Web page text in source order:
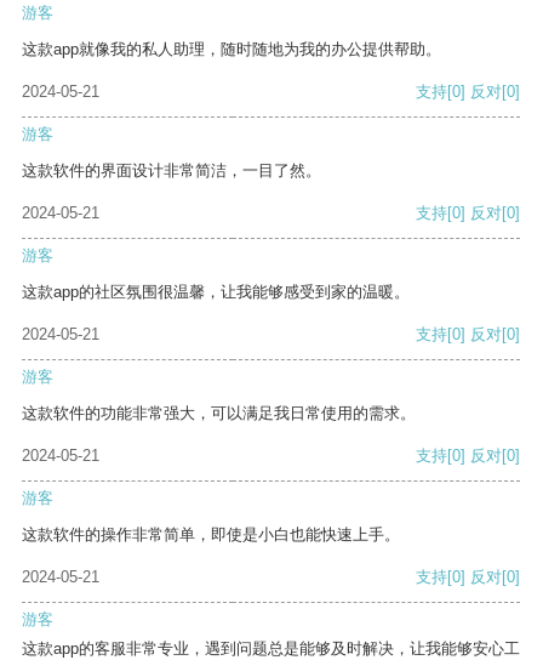
游客
这款app就像我的私人助理，随时随地为我的办公提供帮助。
2024-05-21 支持[0] 反对[0]
游客
这款软件的界面设计非常简洁，一目了然。
2024-05-21 支持[0] 反对[0]
游客
这款app的社区氛围很温馨，让我能够感受到家的温暖。
2024-05-21 支持[0] 反对[0]
游客
这款软件的功能非常强大，可以满足我日常使用的需求。
2024-05-21 支持[0] 反对[0]
游客
这款软件的操作非常简单，即使是小白也能快速上手。
2024-05-21 支持[0] 反对[0]
游客
这款app的客服非常专业，遇到问题总是能够及时解决，让我能够安心工